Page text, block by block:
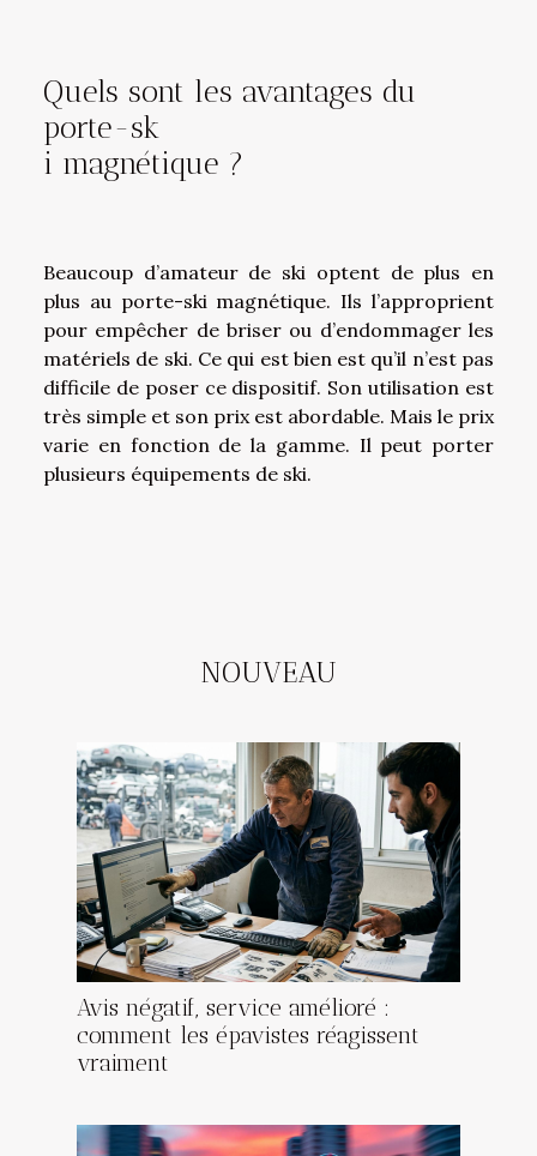
Quels sont les avantages du
porte-sk
i magnétique ?
Beaucoup d’amateur de ski optent de plus en
plus au porte-ski magnétique. Ils l’approprient
pour empêcher de briser ou d’endommager les
matériels de ski. Ce qui est bien est qu’il n’est pas
difficile de poser ce dispositif. Son utilisation est
très simple et son prix est abordable. Mais le prix
varie en fonction de la gamme. Il peut porter
plusieurs équipements de ski.
NOUVEAU
Avis négatif, service amélioré :
comment les épavistes réagissent
vraiment